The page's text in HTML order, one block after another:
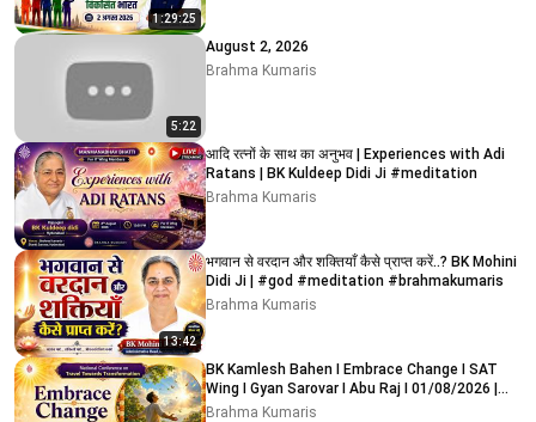
1:29:25
5:22
August 2, 2026
Brahma Kumaris
आदि रत्नों के साथ का अनुभव | Experiences with Adi
Ratans | BK Kuldeep Didi Ji #meditation
Brahma Kumaris
13:42
भगवान से वरदान और शक्तियाँ कैसे प्राप्त करें..? BK Mohini
Didi Ji | #god #meditation #brahmakumaris
Brahma Kumaris
BK Kamlesh Bahen I Embrace Change I SAT
Wing I Gyan Sarovar I Abu Raj I 01/08/2026 |
09:15 AM
Brahma Kumaris